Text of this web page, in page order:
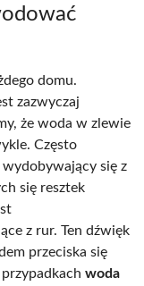
domu.
zazwyczaj
że woda w zlewie
Często
wydobywający się z
się resztek
z rur. Ten dźwięk
przeciska się
woda